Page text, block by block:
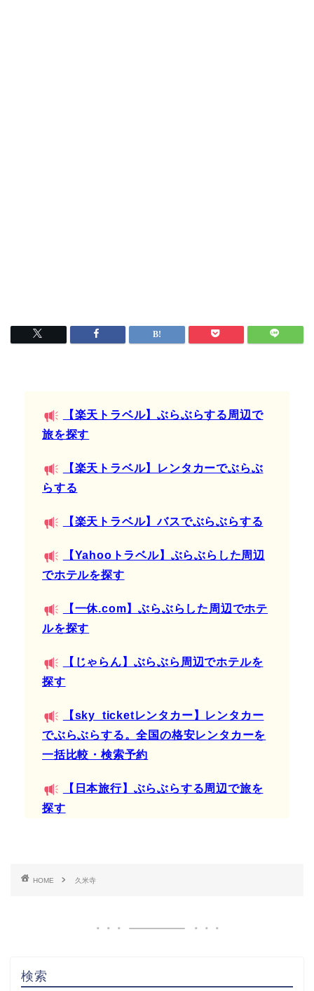
【楽天トラベル】ぶらぶらする周辺で
旅を探す
【楽天トラベル】レンタカーでぶらぶ
らする
【楽天トラベル】バスでぶらぶらする
【Yahooトラベル】ぶらぶらした周辺
でホテルを探す
【一休.com】ぶらぶらした周辺でホテ
ルを探す
【じゃらん】ぶらぶら周辺でホテルを
探す
【sky_ticketレンタカー】レンタカー
でぶらぶらする。全国の格安レンタカーを
一括比較・検索予約
【日本旅行】ぶらぶらする周辺で旅を
探す
HOME 久米寺
検索